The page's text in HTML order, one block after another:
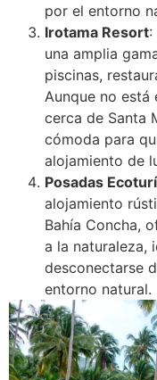
por el entorno
Irotama Resort:
una amplia
piscinas,
Aunque no está
cerca de Santa
cómoda para
alojamiento de
Posadas
alojamiento
Bahía Concha,
a la naturaleza,
desconectarse
entorno natural.